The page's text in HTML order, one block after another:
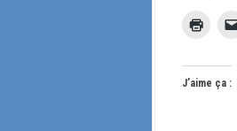
J’aime ça :